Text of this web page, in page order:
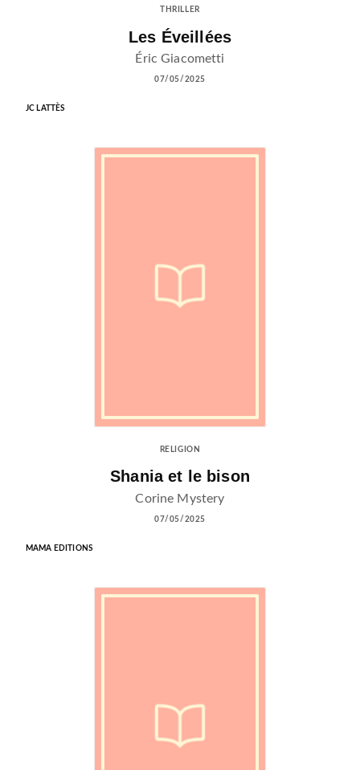
THRILLER
Les Éveillées
Éric Giacometti
07/05/2025
JC LATTÈS
RELIGION
Shania et le bison
Corine Mystery
07/05/2025
MAMA EDITIONS